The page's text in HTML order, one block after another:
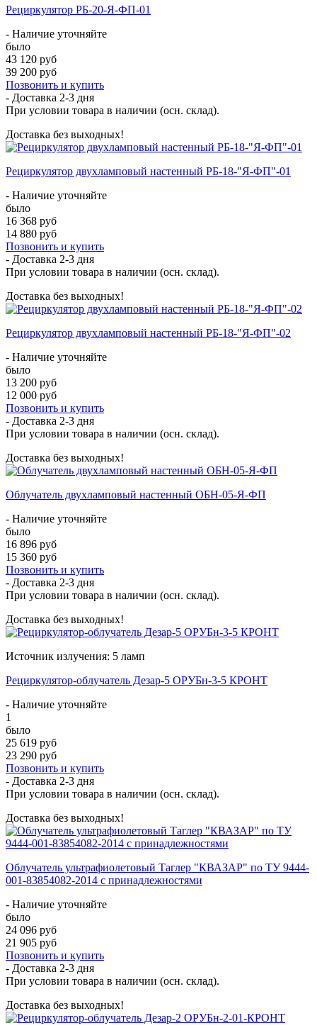
Рециркулятор РБ-20-Я-ФП-01
- Наличие уточняйте
было
43 120 руб
39 200 руб
Позвонить и купить
- Доставка 2-3 дня
При условии товара в наличии (осн. склад).
Доставка без выходных!
Рециркулятор двухламповый настенный РБ-18-"Я-ФП"-01
- Наличие уточняйте
было
16 368 руб
14 880 руб
Позвонить и купить
- Доставка 2-3 дня
При условии товара в наличии (осн. склад).
Доставка без выходных!
Рециркулятор двухламповый настенный РБ-18-"Я-ФП"-02
- Наличие уточняйте
было
13 200 руб
12 000 руб
Позвонить и купить
- Доставка 2-3 дня
При условии товара в наличии (осн. склад).
Доставка без выходных!
Облучатель двухламповый настенный ОБН-05-Я-ФП
- Наличие уточняйте
было
16 896 руб
15 360 руб
Позвонить и купить
- Доставка 2-3 дня
При условии товара в наличии (осн. склад).
Доставка без выходных!
Источник излучения: 5 ламп
Рециркулятор-облучатель Дезар-5 ОРУБн-3-5 КРОНТ
- Наличие уточняйте
1
было
25 619 руб
23 290 руб
Позвонить и купить
- Доставка 2-3 дня
При условии товара в наличии (осн. склад).
Доставка без выходных!
Облучатель ультрафиолетовый Таглер "КВАЗАР" по ТУ 9444-
001-83854082-2014 с принадлежностями
- Наличие уточняйте
было
24 096 руб
21 905 руб
Позвонить и купить
- Доставка 2-3 дня
При условии товара в наличии (осн. склад).
Доставка без выходных!